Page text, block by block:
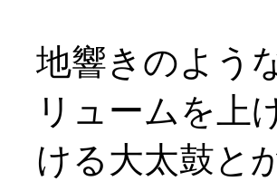
地響きのよう
リュームを上
ける大太鼓と